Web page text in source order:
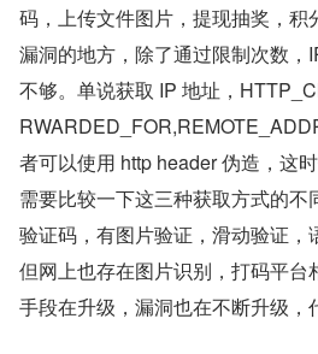
码，上传文件图片，提现抽奖，积
漏洞的地方，除了通过限制次数，
不够。单说获取 IP 地址，
者可以使用 http header 伪造，这
需要比较一下这三种获取方式的
验证码，有图片验证，滑动验证，
但网上也存在图片识别，打码平台
手段在升级，漏洞也在不断升级，